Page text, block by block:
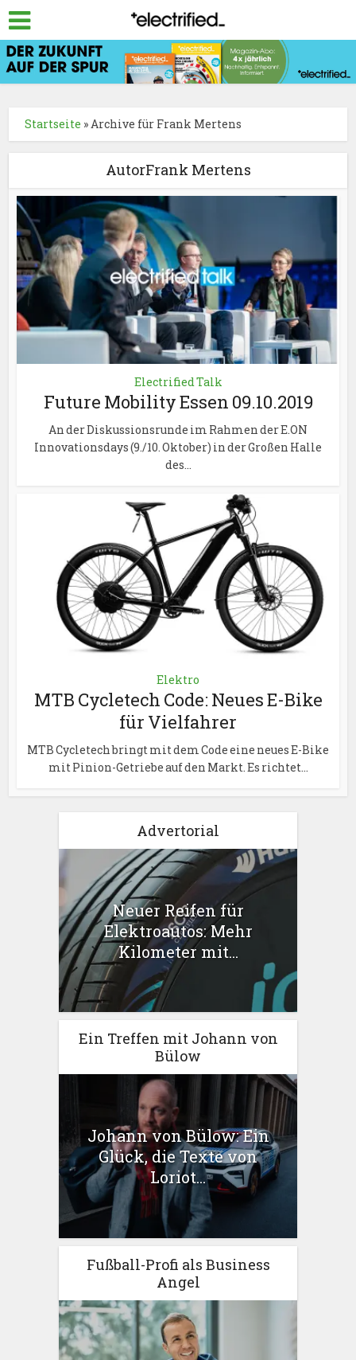
Startseite »Archive für Frank Mertens
AutorFrank Mertens
Electrified Talk
Future Mobility Essen 09.10.2019
An der Diskussionsrunde im Rahmen der E.ON
Innovationsdays (9./10. Oktober) in der Großen Halle
des...
Elektro
MTB Cycletech Code: Neues E-Bike
für Vielfahrer
MTB Cycletech bringt mit dem Code eine neues E-Bike
mit Pinion-Getriebe auf den Markt. Es richtet...
Advertorial
Neuer Reifen für
Elektroautos: Mehr
Kilometer mit...
Ein Treffen mit Johann von
Bülow
Johann von Bülow: Ein
Glück, die Texte von
Loriot...
Fußball-Profi als Business
Angel